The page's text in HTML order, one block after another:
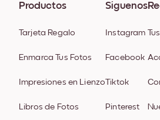
Productos
Tarjeta Regalo
Enmarca Tus Fotos
Impresiones en Lienzo
Libros de Fotos
Síguenos
Instagram
Facebook
Tiktok
Pinterest